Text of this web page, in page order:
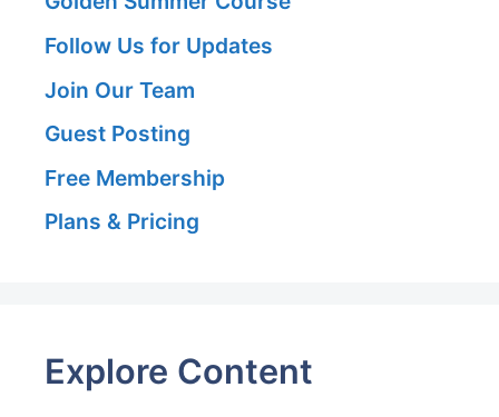
Follow Us for Updates
Join Our Team
Guest Posting
Free Membership
Plans & Pricing
Explore Content